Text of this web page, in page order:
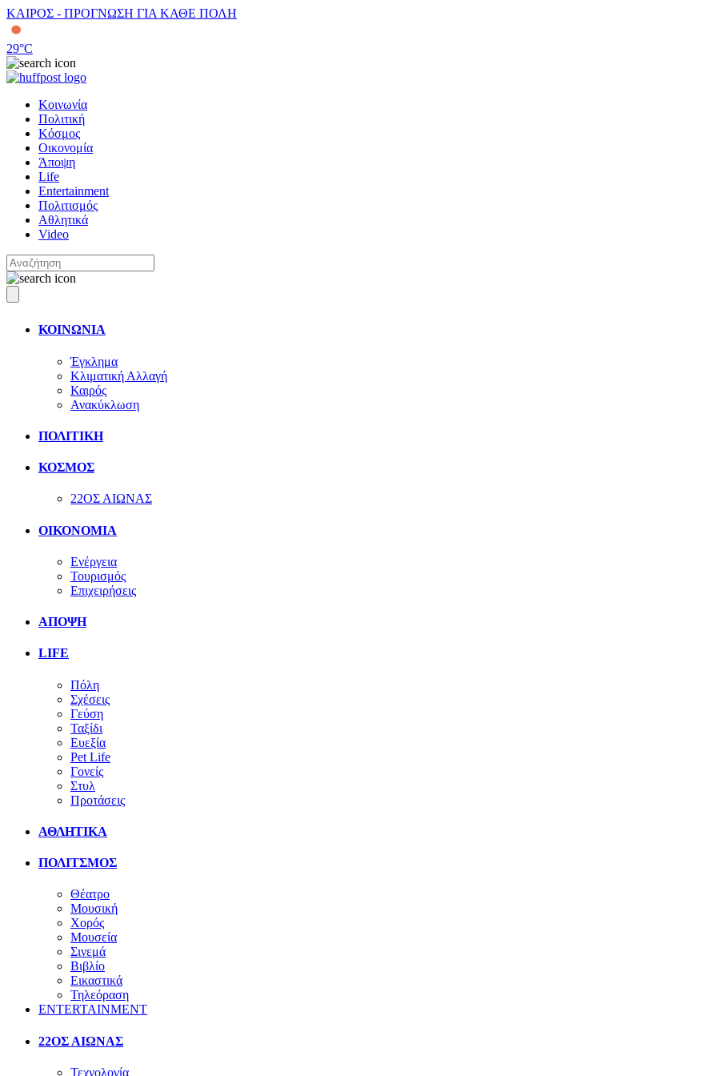
ΚΑΙΡΟΣ - ΠΡΟΓΝΩΣΗ ΓΙΑ ΚΑΘΕ ΠΟΛΗ
29°C
Κοινωνία
Πολιτική
Κόσμος
Οικονομία
Άποψη
Life
Entertainment
Πολιτισμός
Αθλητικά
Video
ΚΟΙΝΩΝΙΑ
Έγκλημα
Κλιματική Αλλαγή
Καιρός
Ανακύκλωση
ΠΟΛΙΤΙΚΗ
ΚΟΣΜΟΣ
22ΟΣ ΑΙΩΝΑΣ
ΟΙΚΟΝΟΜΙΑ
Ενέργεια
Τουρισμός
Επιχειρήσεις
ΑΠΟΨΗ
LIFE
Πόλη
Σχέσεις
Γεύση
Ταξίδι
Ευεξία
Pet Life
Γονείς
Στυλ
Προτάσεις
ΑΘΛΗΤΙΚΑ
ΠΟΛΙΤΣΜΟΣ
Θέατρο
Μουσική
Χορός
Μουσεία
Σινεμά
Βιβλίο
Εικαστικά
Τηλεόραση
ENTERTAINMENT
22ΟΣ ΑΙΩΝΑΣ
Τεχνολογία